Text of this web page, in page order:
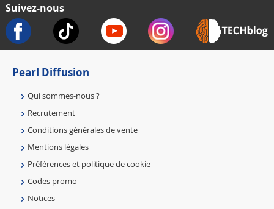
Suivez-nous
Pearl Diffusion
Qui sommes-nous ?
Recrutement
Conditions générales de vente
Mentions légales
Préférences et politique de cookie
Codes promo
Notices